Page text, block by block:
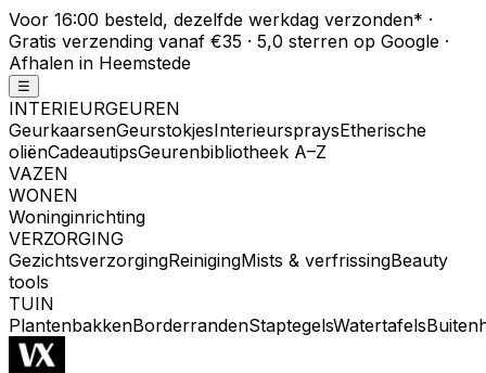
Voor 16:00 besteld, dezelfde werkdag verzonden* ·
Gratis verzending vanaf €35 · 5,0 sterren op Google ·
Afhalen in Heemstede
☰
INTERIEURGEUREN
GeurkaarsenGeurstokjesInterieurspraysEtherische
oliënCadeautipsGeurenbibliotheek A–Z
VAZEN
WONEN
Woninginrichting
VERZORGING
GezichtsverzorgingReinigingMists & verfrissingBeauty
tools
TUIN
PlantenbakkenBorderrandenStaptegelsWatertafels